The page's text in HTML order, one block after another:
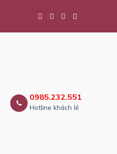
0985.232.551
Hotline khách lẻ